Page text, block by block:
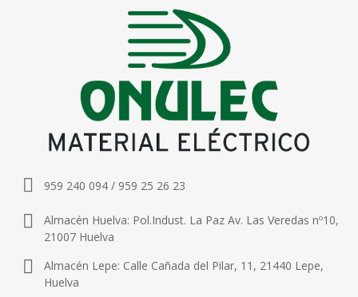
959 240 094 / 959 25 26 23
Almacén Huelva: Pol.Indust. La Paz Av. Las Veredas nº10,
21007 Huelva
Almacén Lepe: Calle Cañada del Pilar, 11, 21440 Lepe,
Huelva